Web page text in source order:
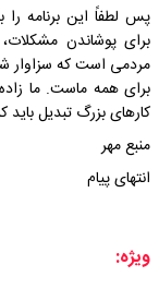
پس لطفاً این برنامه را
برای پوشاندن
مردمی است که سزاوار
برای همه ماست. ما
کارهای بزرگ تبدیل باید
منبع مهر
انتهای پیام
ویژه: